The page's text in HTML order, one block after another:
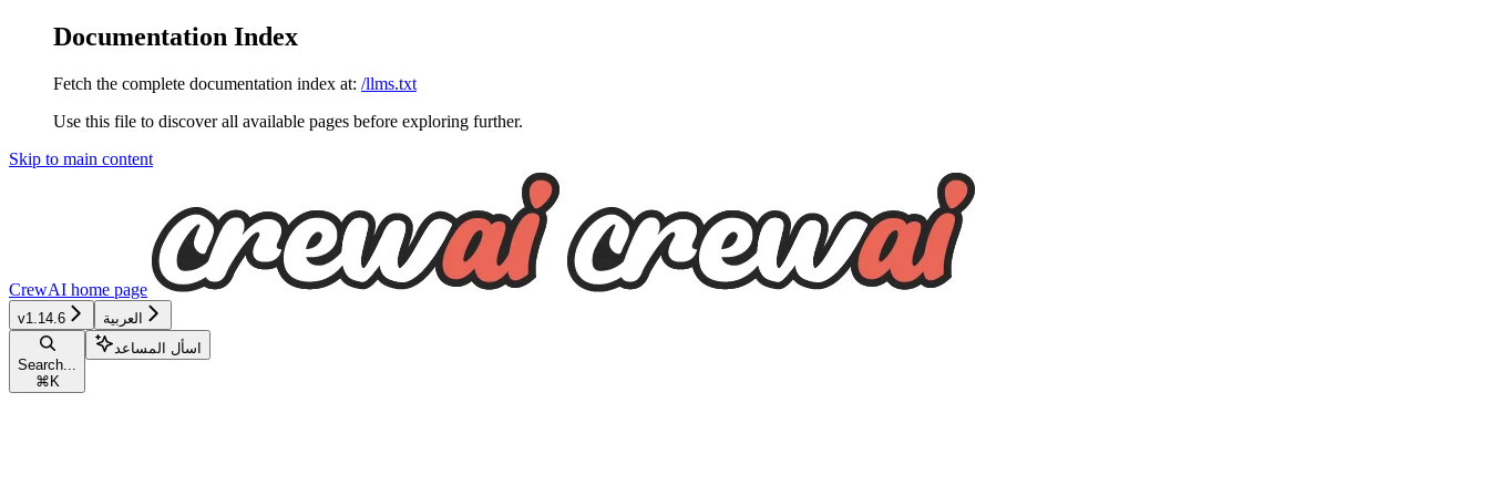
Documentation Index
Fetch the complete documentation index at: /llms.txt
Use this file to discover all available pages before exploring further.
Skip to main content
CrewAI home page
v1.14.6 العربية
Search...
⌘ K
اسأل المساعد